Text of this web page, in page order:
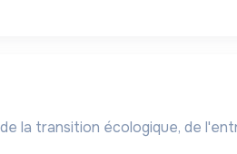
la transition écologique, de